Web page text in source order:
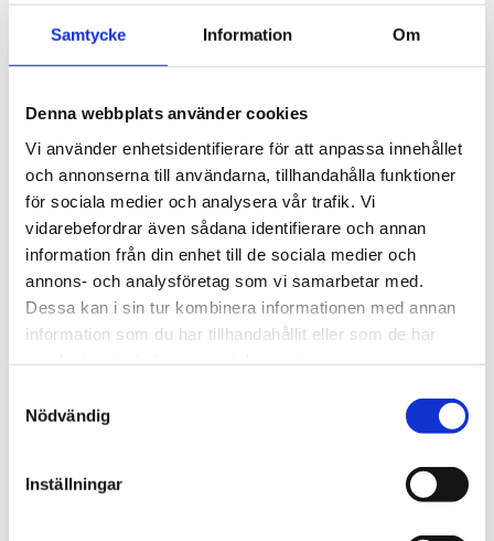
Samtycke Information Om
Denna webbplats använder cookies
Vi använder enhetsidentifierare för att anpassa innehållet
och annonserna till användarna, tillhandahålla funktioner
för sociala medier och analysera vår trafik. Vi
vidarebefordrar även sådana identifierare och annan
information från din enhet till de sociala medier och
annons- och analysföretag som vi samarbetar med.
Dessa kan i sin tur kombinera informationen med annan
information som du har tillhandahållit eller som de har
Nödvändig
Inställningar
mobilnätverken.
Kategorier
Produkter (55)
Applikationer (23)
Funktioner (16)
Tjänster (11)
Nyhetsbrev (5)
Givare
Sensor